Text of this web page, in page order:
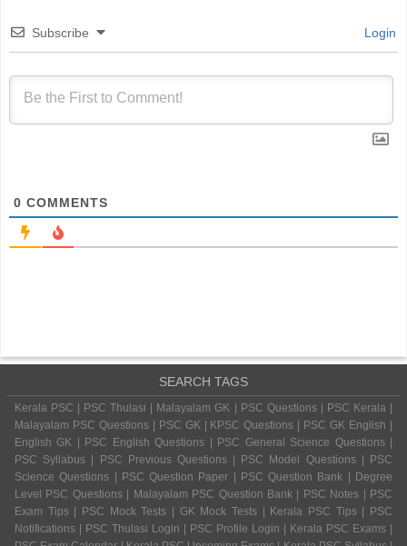
Subscribe Login
0 COMMENTS
SEARCH TAGS
Kerala PSC | PSC Thulasi | Malayalam GK | PSC Questions | PSC Kerala |
Malayalam PSC Questions | PSC GK | KPSC Questions | PSC GK English |
English GK | PSC English Questions | PSC General Science Questions |
PSC Syllabus | PSC Previous Questions | PSC Model Questions | PSC
Science Questions | PSC Question Paper | PSC Question Bank | Degree
Level PSC Questions | Malayalam PSC Question Bank | PSC Notes | PSC
Exam Tips | PSC Mock Tests | GK Mock Tests | Kerala PSC Tips | PSC
Notifications | PSC Thulasi Login | PSC Profile Login | Kerala PSC Exams |